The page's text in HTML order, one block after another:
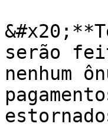
serão
nenhum